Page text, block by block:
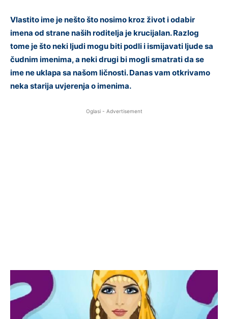
Vlastito ime je nešto što nosimo kroz život i odabir
imena od strane naših roditelja je krucijalan. Razlog
tome je što neki ljudi mogu biti podli i ismijavati ljude sa
čudnim imenima, a neki drugi bi mogli smatrati da se
ime ne uklapa sa našom ličnosti. Danas vam otkrivamo
neka starija uvjerenja o imenima.
Oglasi - Advertisement